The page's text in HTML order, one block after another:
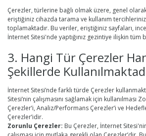
Çerezler, türlerine bağlı olmak üzere, genel
eriştiğiniz cihazda tarama ve kullanım
toplamaktadır. Bu veriler, eriştiğiniz sayfaları,
İnternet Sitesi'nde yaptığınız gezintiye ilişkin tüm
3. Hangi Tür Çerezler
Şekillerde
İnternet Sitesi’nde farklı türde Çerezler
Sitesi’nin çalışmasını sağlamak için kullanılması
Çerezler’i, Analiz/Performans Çerezler’i ve
Çerezler’idir.
Zorunlu Çerezler: Bu Çerezler, İnternet